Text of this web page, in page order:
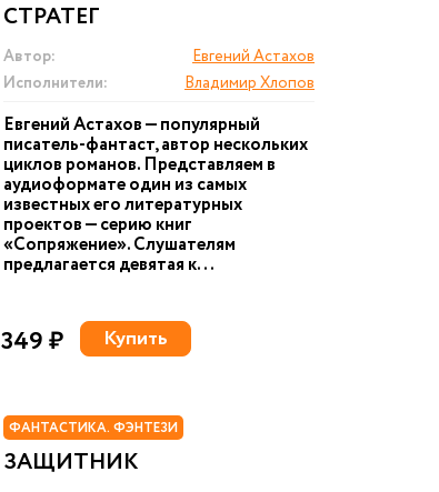
СТРАТЕГ
Автор:
Евгений Астахов
Исполнители:
Владимир Хлопов
Евгений Астахов — популярный
писатель-фантаст, автор нескольких
циклов романов. Представляем в
аудиоформате один из самых
известных его литературных
проектов — серию книг
«Сопряжение». Слушателям
предлагается девятая к...
349 ₽ Купить
ФАНТАСТИКА. ФЭНТЕЗИ
ЗАЩИТНИК